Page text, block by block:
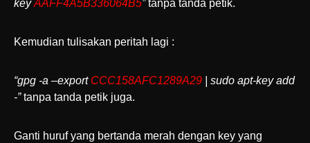
keyAAFF4A5B336064B5”tanpa tanda petik.
Kemudian tulisakan peritah lagi :
“gpg -a –export CCC158AFC1289A29 | sudo apt-key add
-”tanpa tanda petik juga.
Ganti huruf yang bertanda merah dengan key yang